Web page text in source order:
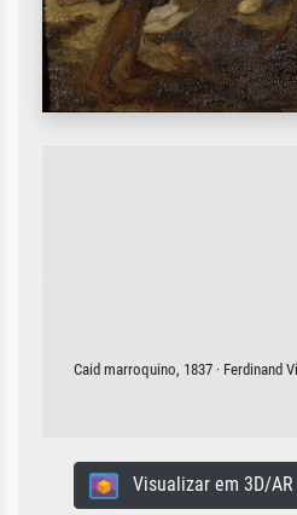
Caid marroquino, 1837 · Ferdinand
Visualizar em 3D/AR